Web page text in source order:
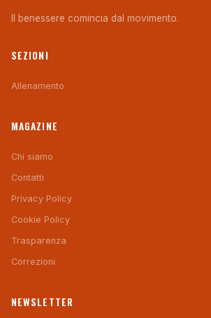
Il benessere comincia dal movimento.
SEZIONI
Allenamento
MAGAZINE
Chi siamo
Contatti
Privacy Policy
Cookie Policy
Trasparenza
Correzioni
NEWSLETTER